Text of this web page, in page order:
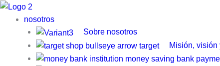
Ir
contenido
nosotros
Sobre nosotros
Misión, visión